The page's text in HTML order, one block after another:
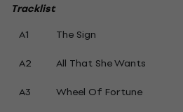
Tracklist
A1
The Sign
A2
All That She Wants
A3
Wheel Of Fortune